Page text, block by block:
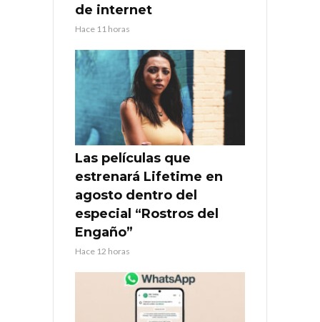
de internet
Hace 11 horas
Las películas que
estrenará Lifetime en
agosto dentro del
especial “Rostros del
Engaño”
Hace 12 horas